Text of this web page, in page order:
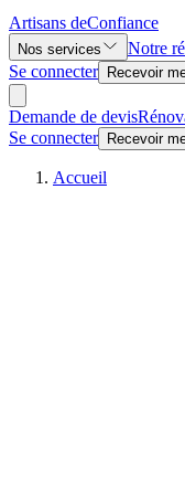
Artisans deConfiance
Nos services Notre
Se connecter
Recevoir
Demande de devis
Se connecter
Recevoir
Accueil